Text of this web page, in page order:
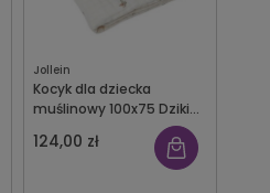
Jollein
Kocyk dla dziecka
muślinowy 100x75 Dzikie
Róże Rosehip Jollein
124,00 zł